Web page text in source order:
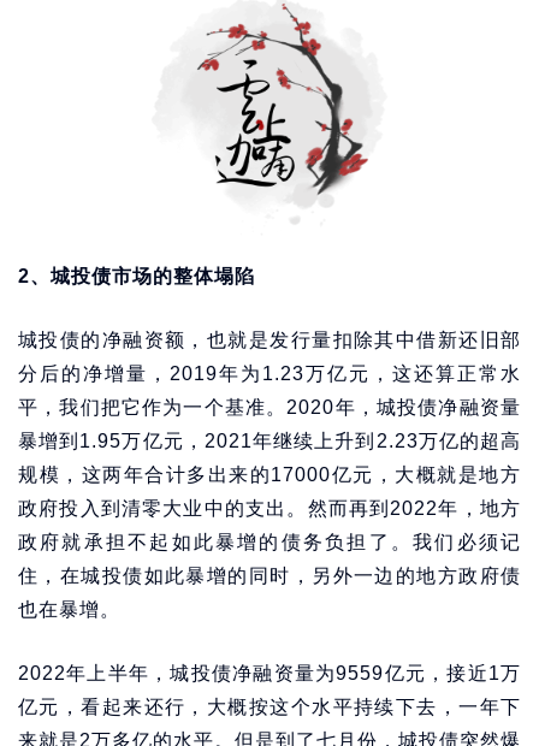
2、城投债市场的整体塌陷
城投债的净融资额，也就是发行量扣除其中借新还旧部
分后的净增量，2019年为1.23万亿元，这还算正常水
平，我们把它作为一个基准。2020年，城投债净融资量
暴增到1.95万亿元，2021年继续上升到2.23万亿的超高
规模，这两年合计多出来的17000亿元，大概就是地方
政府投入到清零大业中的支出。然而再到2022年，地方
政府就承担不起如此暴增的债务负担了。我们必须记
住，在城投债如此暴增的同时，另外一边的地方政府债
也在暴增。
2022年上半年，城投债净融资量为9559亿元，接近1万
亿元，看起来还行，大概按这个水平持续下去，一年下
来就是2万多亿的水平。但是到了七月份，城投债突然爆